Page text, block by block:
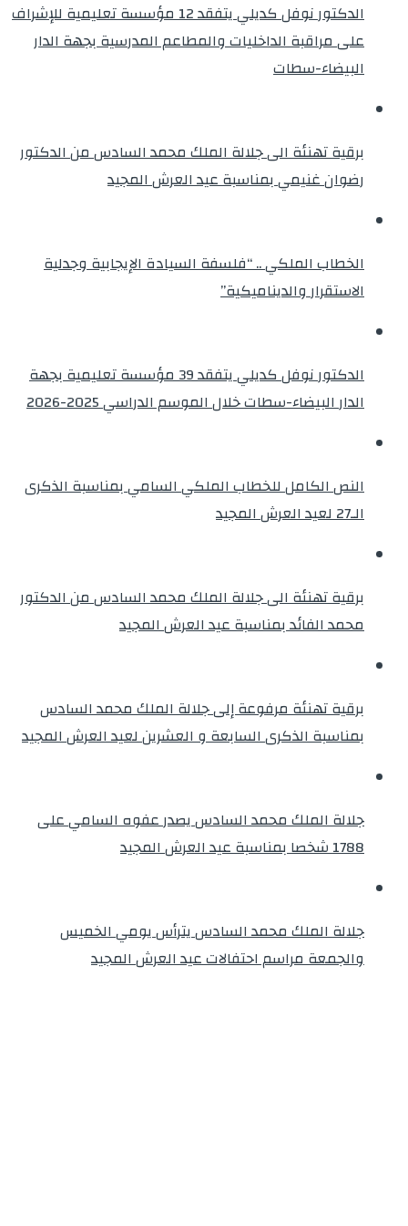
الدكتور نوفل كديلي يتفقد 12 مؤسسة تعليمية للإشراف
على مراقبة الداخليات والمطاعم المدرسية بجهة الدار
البيضاء-سطات
برقية تهنئة الى جلالة الملك محمد السادس من الدكتور
رضوان غنيمي بمناسبة عيد العرش المجيد
الخطاب الملكي .. “فلسفة السيادة الإيجابية وجدلية
الاستقرار والديناميكية”
الدكتور نوفل كديلي يتفقد 39 مؤسسة تعليمية بجهة
الدار البيضاء-سطات خلال الموسم الدراسي 2025-2026
النص الكامل للخطاب الملكي السامي بمناسبة الذكرى
الـ27 لعيد العرش المجيد
برقية تهنئة الى جلالة الملك محمد السادس من الدكتور
محمد الفائد بمناسبة عيد العرش المجيد
برقية تهنئة مرفوعة إلى جلالة الملك محمد السادس
بمناسبة الذكرى السابعة و العشرين لعيد العرش المجيد
جلالة الملك محمد السادس يصدر عفوه السامي على
1788 شخصا بمناسبة عيد العرش المجيد
جلالة الملك محمد السادس يترأس يومي الخميس
والجمعة مراسم احتفالات عيد العرش المجيد